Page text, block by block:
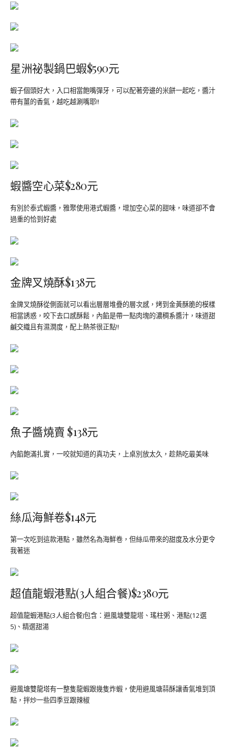
星洲祕製鍋巴蝦$590元
蝦子個頭好大，入口相當飽嘴彈牙，可以配著旁邊的米餅一起吃，醬汁
帶有薑的香氣，越吃越涮嘴耶!!
蝦醬空心菜$280元
有別於泰式蝦醬，雅聚使用港式蝦醬，增加空心菜的甜味，味道卻不會
過重的恰到好處
金牌叉燒酥$138元
金牌叉燒酥從側面就可以看出層層堆疊的層次感，烤到金黃酥脆的模樣
相當誘惑，咬下去口感酥鬆，內餡是帶一點肉塊的濃稠系醬汁，味道甜
鹹交織且有濕潤度，配上熱茶很正點!!
魚子醬燒賣 $138元
內餡飽滿扎實，一咬就知道的真功夫，上桌別放太久，趁熱吃最美味
絲瓜海鮮卷$148元
第一次吃到這款港點，雖然名為海鮮卷，但絲瓜帶來的甜度及水分更令
我著迷
超值龍蝦港點(3人組合餐)$2380元
超值龍蝦港點(3人組合餐)包含：避風塘雙龍塔、瑤柱粥、港點(12選
5)、精選甜湯
避風塘雙龍塔有一整隻龍蝦跟幾隻炸蝦，使用避風塘蒜酥讓香氣堆到頂
點，拌炒一些四季豆跟辣椒